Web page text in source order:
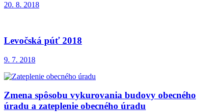
20. 8. 2018
Levočská púť 2018
9. 7. 2018
Zmena spôsobu vykurovania budovy obecného
úradu a zateplenie obecného úradu